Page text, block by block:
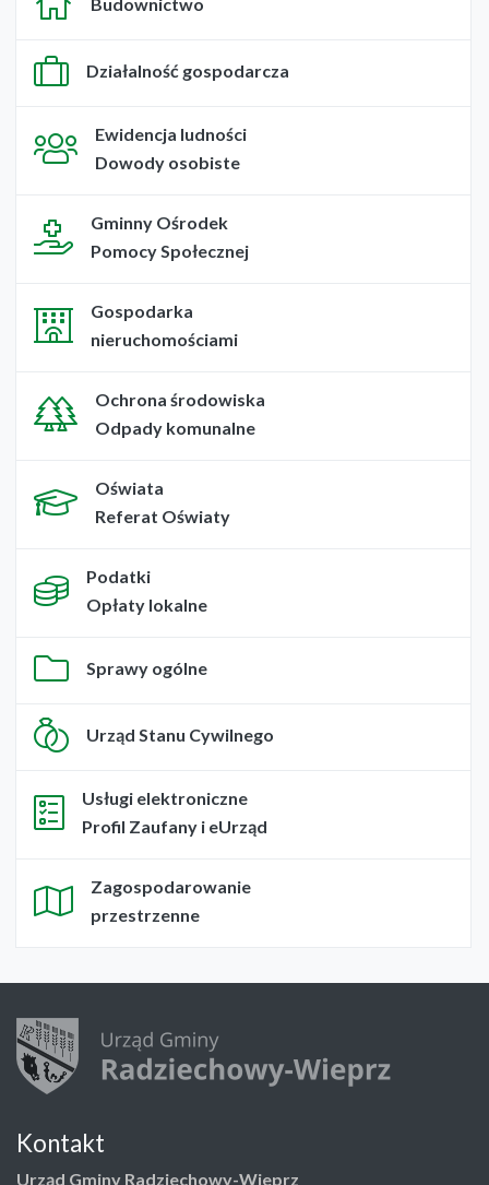
Budownictwo
Działalność gospodarcza
Ewidencja ludności
Dowody osobiste
Gminny Ośrodek
Pomocy Społecznej
Gospodarka
nieruchomościami
Ochrona środowiska
Odpady komunalne
Oświata
Referat Oświaty
Podatki
Opłaty lokalne
Sprawy ogólne
Urząd Stanu Cywilnego
Usługi elektroniczne
Profil Zaufany i eUrząd
Zagospodarowanie
przestrzenne
Kontakt
Urząd Gminy Radziechowy-Wieprz